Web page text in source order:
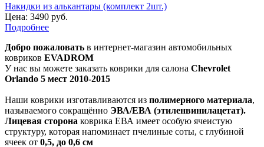
Накидки из алькантары (комплект 2шт.)
Цена: 3490 руб.
Подробнее
Добро пожаловать в интернет-магазин автомобильных
ковриков EVADROM
У нас вы можете заказать коврики для салона Chevrolet
Orlando 5 мест 2010-2015
Наши коврики изготавливаются из полимерного материала,
называемого сокращённо ЭВА/ЕВА (этиленвинилацетат).
Лицевая сторона коврика ЕВА имеет особую ячеистую
структуру, которая напоминает пчелиные соты, с глубиной
ячеек от 0,5, до 0,6 см